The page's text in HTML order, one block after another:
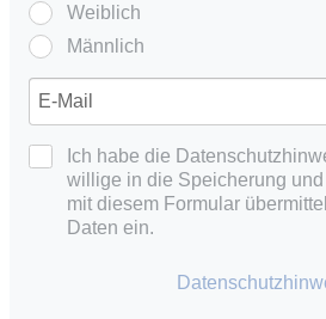
Weiblich
Männlich
Ich habe die
willige in die Speicherung
mit diesem Formular
Daten ein.